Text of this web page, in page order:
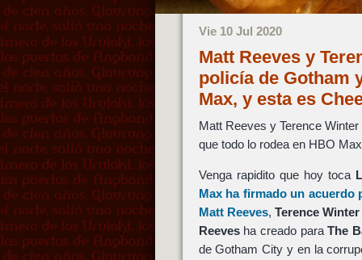
Vie 10 Jul 2020
Matt Reeves y
policía de Gotham
Max, y esta es
Matt Reeves y Terence
que todo lo rodea en HBO
Venga rapidito que hoy toca
Maxha firmado un acuerdo
Matt Reeves, Terence Winter
Reevesha creado paraThe
de Gotham City y en la